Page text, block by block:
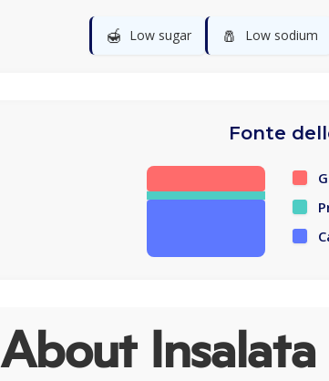
🍯 Low sugar 🧂 Low sodium
Fonte
About Insalata